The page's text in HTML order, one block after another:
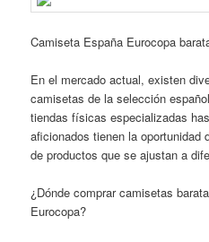
Camiseta España Eurocopa
En el mercado actual, existen
camisetas de la selección
tiendas físicas especializadas
aficionados tienen la oportunidad
de productos que se ajustan a
¿Dónde comprar camisetas
Eurocopa?